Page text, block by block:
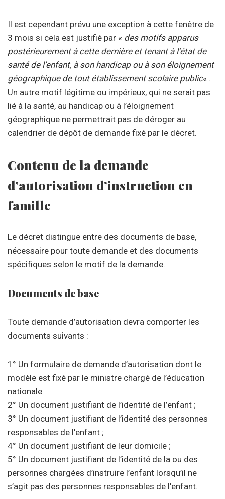
Il est cependant prévu une exception à cette fenêtre de
3 mois si cela est justifié par « des motifs apparus
postérieurement à cette dernière et tenant à l’état de
santé de l’enfant, à son handicap ou à son éloignement
géographique de tout établissement scolaire public« .
Un autre motif légitime ou impérieux, qui ne serait pas
lié à la santé, au handicap ou à l’éloignement
géographique ne permettrait pas de déroger au
calendrier de dépôt de demande fixé par le décret.
Contenu de la demande
d’autorisation d’instruction en
famille
Le décret distingue entre des documents de base,
nécessaire pour toute demande et des documents
spécifiques selon le motif de la demande.
Documents de base
Toute demande d’autorisation devra comporter les
documents suivants :
1° Un formulaire de demande d’autorisation dont le
modèle est fixé par le ministre chargé de l’éducation
nationale
2° Un document justifiant de l’identité de l’enfant ;
3° Un document justifiant de l’identité des personnes
responsables de l’enfant ;
4° Un document justifiant de leur domicile ;
5° Un document justifiant de l’identité de la ou des
personnes chargées d’instruire l’enfant lorsqu’il ne
s’agit pas des personnes responsables de l’enfant.